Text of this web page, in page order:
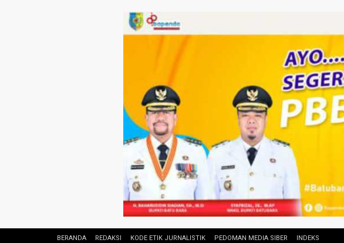
BERANDA REDAKSI KODE ETIK JURNALISTIK PEDOMAN MEDIA SIBER INDEKS